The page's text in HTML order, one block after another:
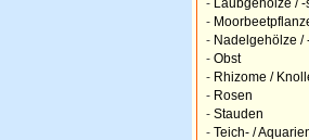
-
Laubgehölze /
-
- Nadelgehölze /
- Obst
- Rhizome /
- Rosen
- Stauden
- Teich- /